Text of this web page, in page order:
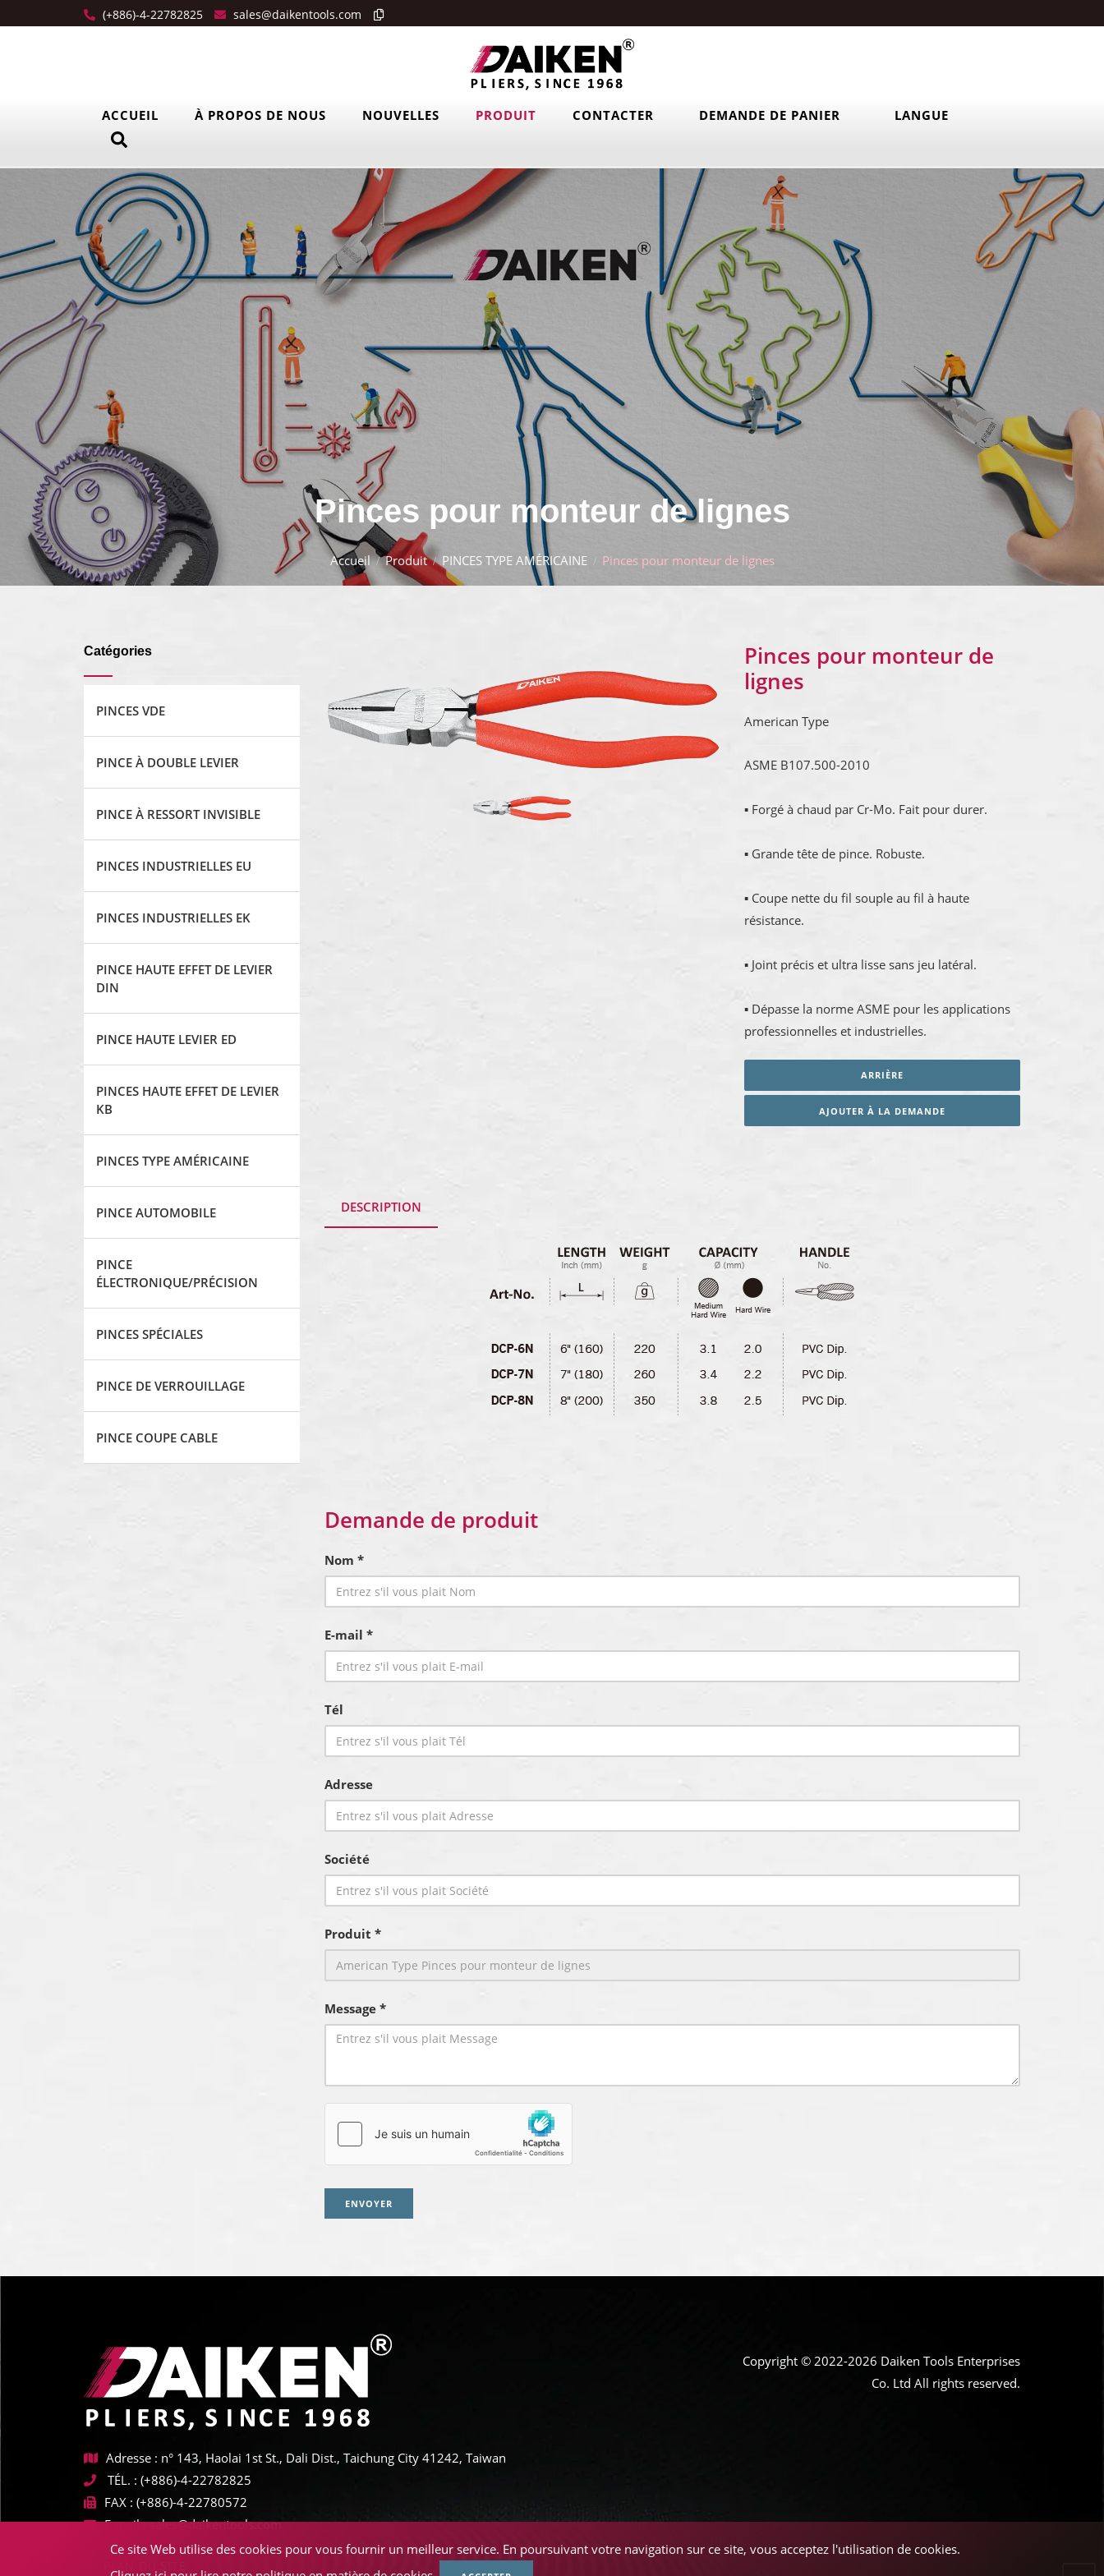
(+886)-4-22782825 sales@daikentools.com
ACCUEIL À PROPOS DE NOUS NOUVELLES PRODUIT CONTACTER DEMANDE DE PANIER LANGUE
Pinces pour monteur de lignes
Accueil Produit PINCES TYPE AMÉRICAINE Pinces pour monteur de lignes
Catégories
PINCES VDE
PINCE À DOUBLE LEVIER
PINCE À RESSORT INVISIBLE
PINCES INDUSTRIELLES EU
PINCES INDUSTRIELLES EK
PINCE HAUTE EFFET DE LEVIER
DIN
PINCE HAUTE LEVIER ED
PINCES HAUTE EFFET DE LEVIER
KB
PINCES TYPE AMÉRICAINE
PINCE AUTOMOBILE
PINCE
ÉLECTRONIQUE/PRÉCISION
PINCES SPÉCIALES
PINCE DE VERROUILLAGE
PINCE COUPE CABLE
Pinces pour monteur de
lignes
American Type
ASME B107.500-2010
▪ Forgé à chaud par Cr-Mo. Fait pour durer.
▪ Grande tête de pince. Robuste.
▪ Coupe nette du fil souple au fil à haute
résistance.
▪ Joint précis et ultra lisse sans jeu latéral.
▪ Dépasse la norme ASME pour les applications
professionnelles et industrielles.
ARRIÈRE
AJOUTER À LA DEMANDE
DESCRIPTION
Demande de produit
Nom *
E-mail *
Tél
Adresse
Société
Produit *
Message *
ENVOYER
Adresse : n° 143, Haolai 1st St., Dali Dist., Taichung City 41242, Taiwan
TÉL. : (+886)-4-22782825
FAX : (+886)-4-22780572
E-mail : sales@daikentools.com
Copyright © 2022-2026 Daiken Tools Enterprises
Co. Ltd All rights reserved.
Ce site Web utilise des cookies pour vous fournir un meilleur service. En poursuivant votre navigation sur ce site, vous acceptez l'utilisation de cookies.